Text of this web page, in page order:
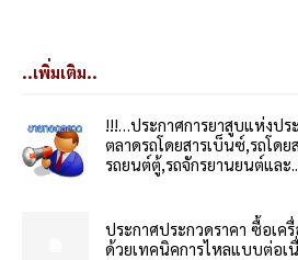
..เพิ่มเติม..
!!!…ประกาศการยาสูบแห่งปร
ตลาดรถโดยสารเบ็นซ์,รถโดย
รถยนต์ตู้,รถจักรยานยนต์และ...
ประกาศประกวดราคา ซื้อเค
ด้วยเทคนิคการไหลแบบต่อเ